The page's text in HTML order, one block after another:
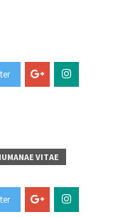
VITAE